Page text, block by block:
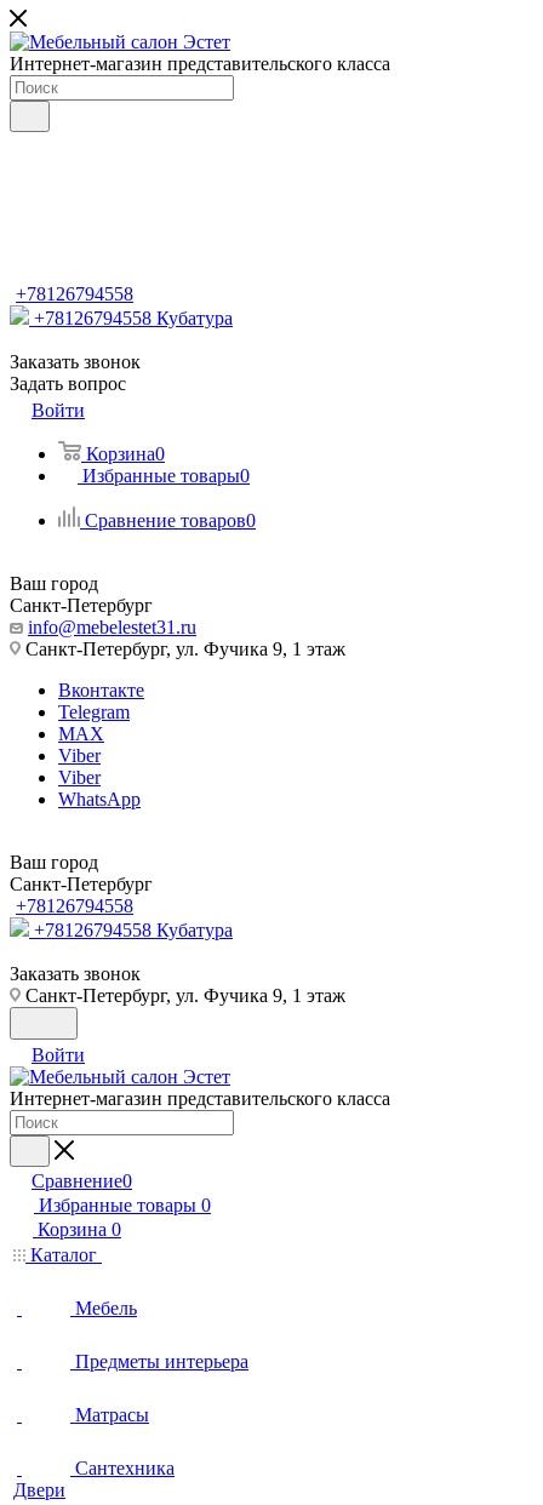
Интернет-магазин представительского класса
+78126794558
+78126794558 Кубатура
Заказать звонок
Задать вопрос
Войти
Корзина0
Избранные товары0
Сравнение товаров0
Ваш город
Санкт-Петербург
info@mebelestet31.ru
Санкт-Петербург, ул. Фучика 9, 1 этаж
Вконтакте
Telegram
MAX
Viber
Viber
WhatsApp
Ваш город
Санкт-Петербург
+78126794558
+78126794558 Кубатура
Заказать звонок
Санкт-Петербург, ул. Фучика 9, 1 этаж
Войти
Интернет-магазин представительского класса
Сравнение0
Избранные товары 0
Корзина 0
Каталог
Мебель
Предметы интерьера
Матрасы
Сантехника
Двери